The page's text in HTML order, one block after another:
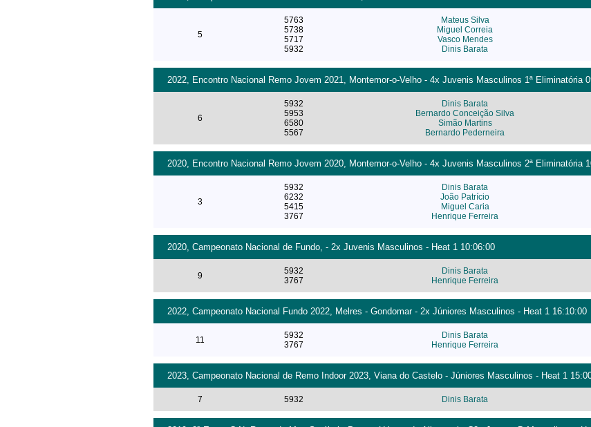
5
5763
5738
5717
5932
Mateus Silva
Miguel Correia
Vasco Mendes
Dinis Barata
2022, Encontro Nacional Remo Jovem 2021, Montemor-o-Velho - 4x Juvenis Masculinos 1ª Eliminatória
6
5932
5953
6580
5567
Dinis Barata
Bernardo Conceição Silva
Simão Martins
Bernardo Pederneira
2020, Encontro Nacional Remo Jovem 2020, Montemor-o-Velho - 4x Juvenis Masculinos 2ª Eliminatória
3
5932
6232
5415
3767
Dinis Barata
João Patrício
Miguel Caria
Henrique Ferreira
2020, Campeonato Nacional de Fundo, - 2x Juvenis Masculinos - Heat 1 10:06:00
9
5932
3767
Dinis Barata
Henrique Ferreira
2022, Campeonato Nacional Fundo 2022, Melres - Gondomar - 2x Júniores Masculinos - Heat 1 16:10:00
11
5932
3767
Dinis Barata
Henrique Ferreira
2023, Campeonato Nacional de Remo Indoor 2023, Viana do Castelo - Júniores Masculinos - Heat 1
7 5932 Dinis Barata